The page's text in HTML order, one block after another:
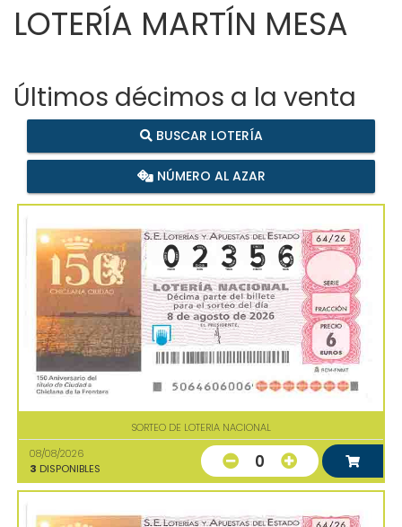
LOTERÍA MARTÍN MESA
Últimos décimos a la venta
BUSCAR LOTERÍA
NÚMERO AL AZAR
SORTEO DE LOTERIA NACIONAL
08/08/2026
3 DISPONIBLES 0